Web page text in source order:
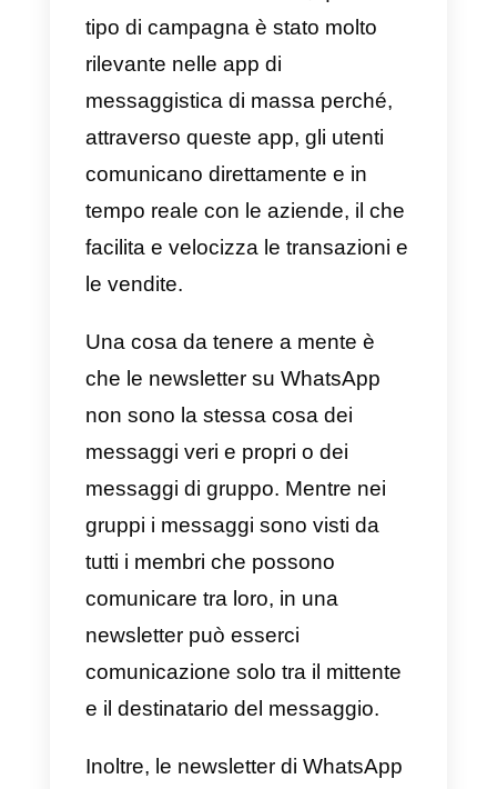
newsletter tramite WhatsApp
quali sono le migliori piattaforme
API WhatsApp Business per
Cosa sono le newsletter di
WhatsApp?
WhatsApp non è altro che una
campagna in cui lo stesso
messaggio viene inviato a un
ampio elenco di contatti. In
precedenza, questo tipo di
messaggio era ampiamente
utilizzato nelle e-mail, cosa che
avviene ancora oggi, ma in
misura minore. Tuttavia, questo
tipo di campagna è stato molto